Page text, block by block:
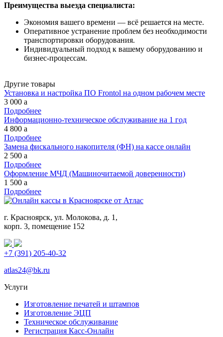
Преимущества выезда специалиста:
Экономия вашего времени — всё решается на месте.
Оперативное устранение проблем без необходимости
транспортировки оборудования.
Индивидуальный подход к вашему оборудованию и
бизнес-процессам.
Другие товары
Установка и настройка ПО Frontol на одном рабочем месте
3 000 a
Подробнее
Информационно-техническое обслуживание на 1 год
4 800 a
Подробнее
Замена фискального накопителя (ФН) на кассе онлайн
2 500 a
Подробнее
Оформление МЧД (Машиночитаемой доверенности)
1 500 a
Подробнее
г. Красноярск, ул. Молокова, д. 1,
корп. 3, помещение 152
+7 (391) 205-40-32
atlas24@bk.ru
Услуги
Изготовление печатей и штампов
Изготовление ЭЦП
Техническое обслуживание
Регистрация Касс-Онлайн